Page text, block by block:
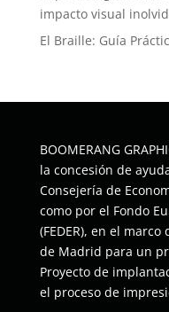
impacto visual
El Braille: Guía
BOOMERANG
la concesión de
Consejería de
como por el Fondo
(FEDER), en el
de Madrid para un
Proyecto de
el proceso de